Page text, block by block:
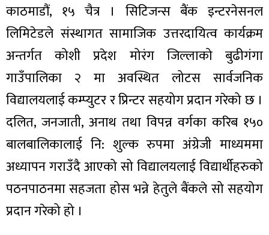
काठमाडौं, १५ चैत्र । सिटिजन्स बैंक इन्टरनेसनल
लिमिटेडले संस्थागत सामाजिक उत्तरदायित्व कार्यक्रम
अन्तर्गत कोशी प्रदेश मोरंग जिल्लाको बुढीगंगा
गाउँपालिका २ मा अवस्थित लोटस सार्वजनिक
विद्यालयलाई कम्प्युटर र प्रिन्टर सहयोग प्रदान गरेको छ ।
दलित, जनजाती, अनाथ तथा विपन्न वर्गका करिब १५०
बालबालिकालाई नि: शुल्क रुपमा अंग्रेजी माध्यममा
अध्यापन गराउँदै आएको सो विद्यालयलाई विद्यार्थीहरुको
पठनपाठनमा सहजता होस भन्ने हेतुले बैंकले सो सहयोग
प्रदान गरेको हो ।